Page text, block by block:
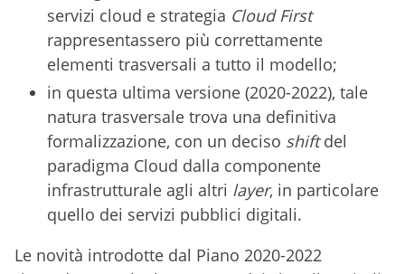
servizi cloud e strategia Cloud First
rappresentassero più correttamente
elementi trasversali a tutto il modello;
in questa ultima versione (2020-2022), tale
natura trasversale trova una definitiva
formalizzazione, con un deciso shiftdel
paradigma Cloud dalla componente
infrastrutturale agli altri layer, in particolare
quello dei servizi pubblici digitali.
Le novità introdotte dal Piano 2020-2022